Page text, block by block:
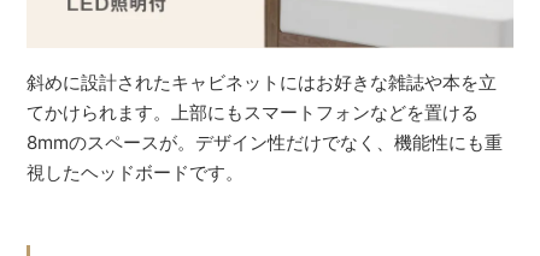
斜めに設計されたキャビネットにはお好きな雑誌や本を立
てかけられます。上部にもスマートフォンなどを置ける
8mmのスペースが。デザイン性だけでなく、機能性にも重
視したヘッドボードです。